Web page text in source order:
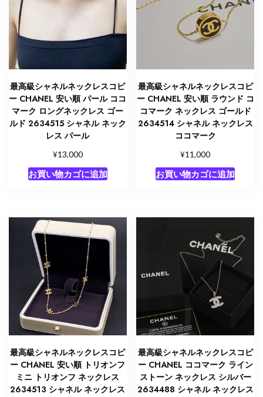
最高級シャネルネックレスコピ
ー CHANEL 安い順 パール ココ
マーク ロングネックレス ゴー
ルド 2634515 シャネル ネック
レス パール
¥13,000
お買い物カゴに追加
最高級シャネルネックレスコピ
ー CHANEL 安い順 ラウンド コ
コマーク ネックレス ゴールド
2634514 シャネル ネックレス
ココマーク
¥11,000
お買い物カゴに追加
最高級シャネルネックレスコピ
ー CHANEL 安い順 トリオンフ
ミニ トリオンフ ネックレス
2634513 シャネル ネックレス
最高級シャネルネックレスコピ
ー CHANEL ココマーク ライン
ストーン ネックレス シルバー
2634488 シャネル ネックレス